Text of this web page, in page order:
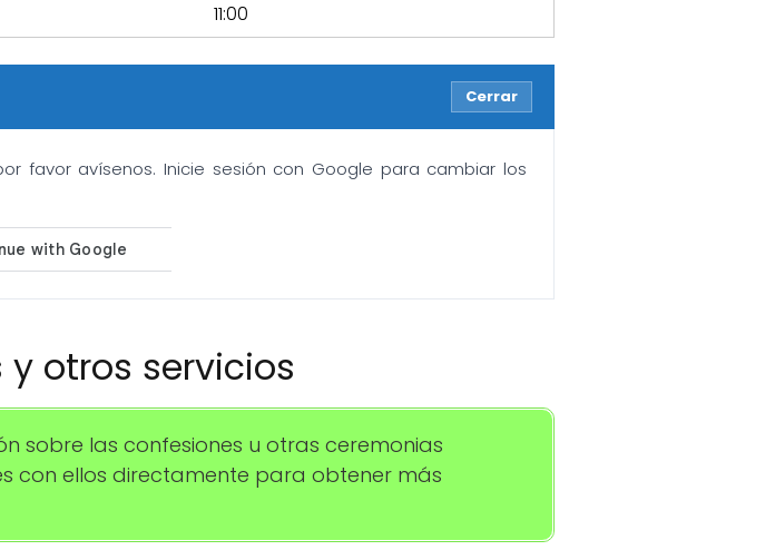
11:00
Cerrar
favor avísenos. Inicie sesión con Google para cambiar los
y otros servicios
sobre las confesiones u otras ceremonias
con ellos directamente para obtener más